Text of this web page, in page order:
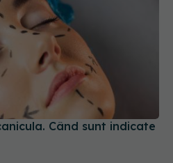
Când sunt indicate
cea mai frecventă
justificată